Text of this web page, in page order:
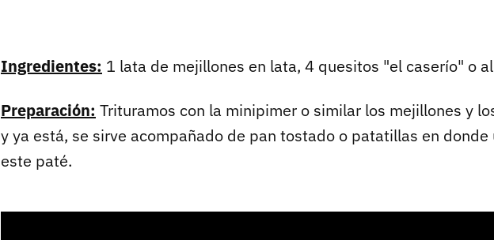
Ingredientes: 1 lata de mejillones en lata, 4 quesitos "el caserío" o
Preparación: Trituramos con la minipimer o similar los mejillones y
y ya está, se sirve acompañado de pan tostado o patatillas en donde
este paté.